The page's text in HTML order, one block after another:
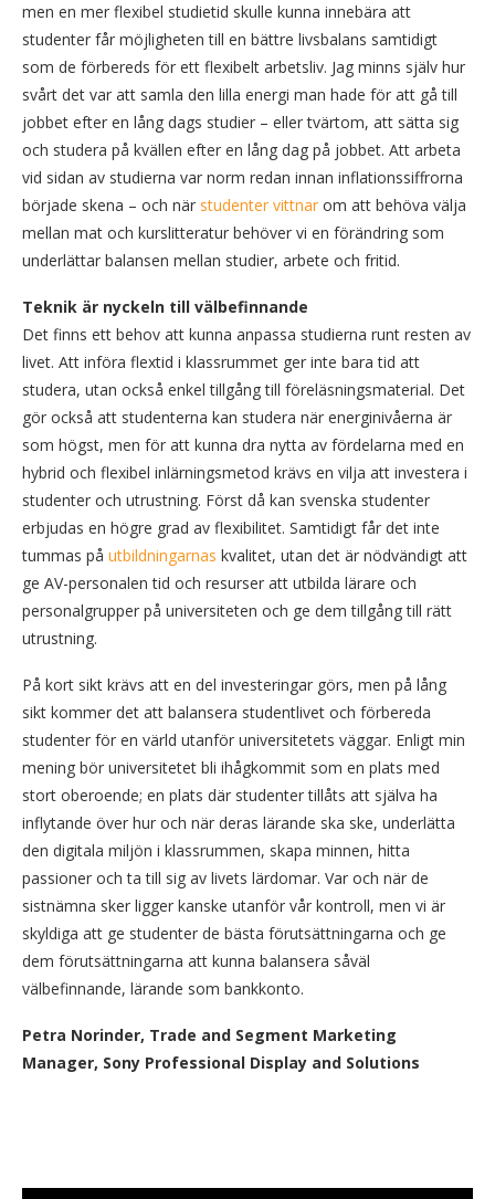
men en mer flexibel studietid skulle kunna innebära att
studenter får möjligheten till en bättre livsbalans samtidigt
som de förbereds för ett flexibelt arbetsliv. Jag minns själv hur
svårt det var att samla den lilla energi man hade för att gå till
jobbet efter en lång dags studier – eller tvärtom, att sätta sig
och studera på kvällen efter en lång dag på jobbet. Att arbeta
vid sidan av studierna var norm redan innan inflationssiffrorna
började skena – och när studenter vittnar om att behöva välja
mellan mat och kurslitteratur behöver vi en förändring som
underlättar balansen mellan studier, arbete och fritid.
Teknik är nyckeln till välbefinnande
Det finns ett behov att kunna anpassa studierna runt resten av
livet. Att införa flextid i klassrummet ger inte bara tid att
studera, utan också enkel tillgång till föreläsningsmaterial. Det
gör också att studenterna kan studera när energinivåerna är
som högst, men för att kunna dra nytta av fördelarna med en
hybrid och flexibel inlärningsmetod krävs en vilja att investera i
studenter och utrustning. Först då kan svenska studenter
erbjudas en högre grad av flexibilitet. Samtidigt får det inte
tummas på utbildningarnas kvalitet, utan det är nödvändigt att
ge AV-personalen tid och resurser att utbilda lärare och
personalgrupper på universiteten och ge dem tillgång till rätt
utrustning.
På kort sikt krävs att en del investeringar görs, men på lång
sikt kommer det att balansera studentlivet och förbereda
studenter för en värld utanför universitetets väggar. Enligt min
mening bör universitetet bli ihågkommit som en plats med
stort oberoende; en plats där studenter tillåts att själva ha
inflytande över hur och när deras lärande ska ske, underlätta
den digitala miljön i klassrummen, skapa minnen, hitta
passioner och ta till sig av livets lärdomar. Var och när de
sistnämna sker ligger kanske utanför vår kontroll, men vi är
skyldiga att ge studenter de bästa förutsättningarna och ge
dem förutsättningarna att kunna balansera såväl
välbefinnande, lärande som bankkonto.
Petra Norinder, Trade and Segment Marketing
Manager, Sony Professional Display and Solutions